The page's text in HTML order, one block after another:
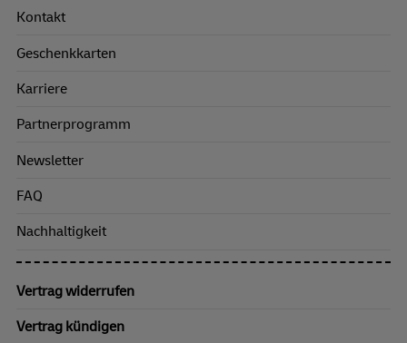
Kontakt
Geschenkkarten
Karriere
Partnerprogramm
Newsletter
FAQ
Nachhaltigkeit
Vertrag widerrufen
Vertrag kündigen